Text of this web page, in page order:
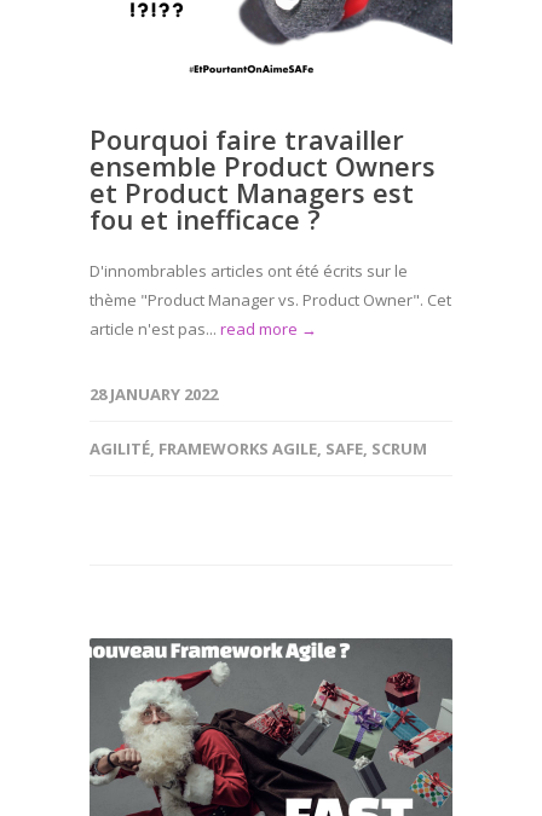
Pourquoi faire travailler
ensemble Product Owners
et Product Managers est
fou et inefficace ?
D'innombrables articles ont été écrits sur le
thème "Product Manager vs. Product Owner". Cet
article n'est pas... read more →
28 JANUARY 2022
AGILITÉ, FRAMEWORKS AGILE, SAFE, SCRUM